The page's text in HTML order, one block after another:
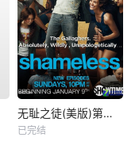
无耻之徒(美版)第一季
已完结